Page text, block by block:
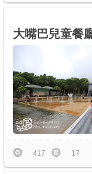
大嘴巴兒童餐
417 17